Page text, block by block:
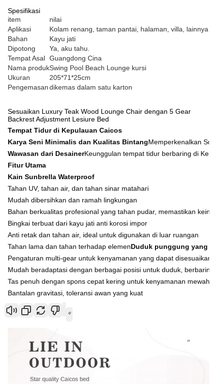
Spesifikasi
item
nilai
Aplikasi
Kolam renang, taman pantai, halaman, villa, lainnya
Bahan
Kayu jati
Dipotong
Ya, aku tahu.
Tempat Asal Guangdong Cina
Nama produkSwing Pool Beach Lounge kursi
Ukuran
205*71*25cm
Pengemasandikemas dalam satu karton
Sesuaikan Luxury Teak Wood Lounge Chair dengan 5 Gear
Backrest Adjustment Lesiure Bed
Tempat Tidur di Kepulauan Caicos
Karya Seni Minimalis dan Kualitas BintangMemperkenalkan
Wawasan dari DesainerKeunggulan tempat tidur berbaring di
Fitur Utama
Kain Sunbrella Waterproof
Tahan UV, tahan air, dan tahan sinar matahari
Mudah dibersihkan dan ramah lingkungan
Bahan berkualitas profesional yang tahan pudar, memastikan
Bingkai terbuat dari kayu jati anti korosi impor
Anti retak dan tahan air, ideal untuk digunakan di luar ruangan
Tahan lama dan tahan terhadap elemenDuduk punggung yang
Pengaturan multi-gear untuk kenyamanan yang dapat disesuaikan
Mudah beradaptasi dengan berbagai posisi untuk duduk,
Tas penuh dengan spons cepat kering untuk kenyamanan mewah.
Bantalan gravitasi, toleransi awan yang kuat